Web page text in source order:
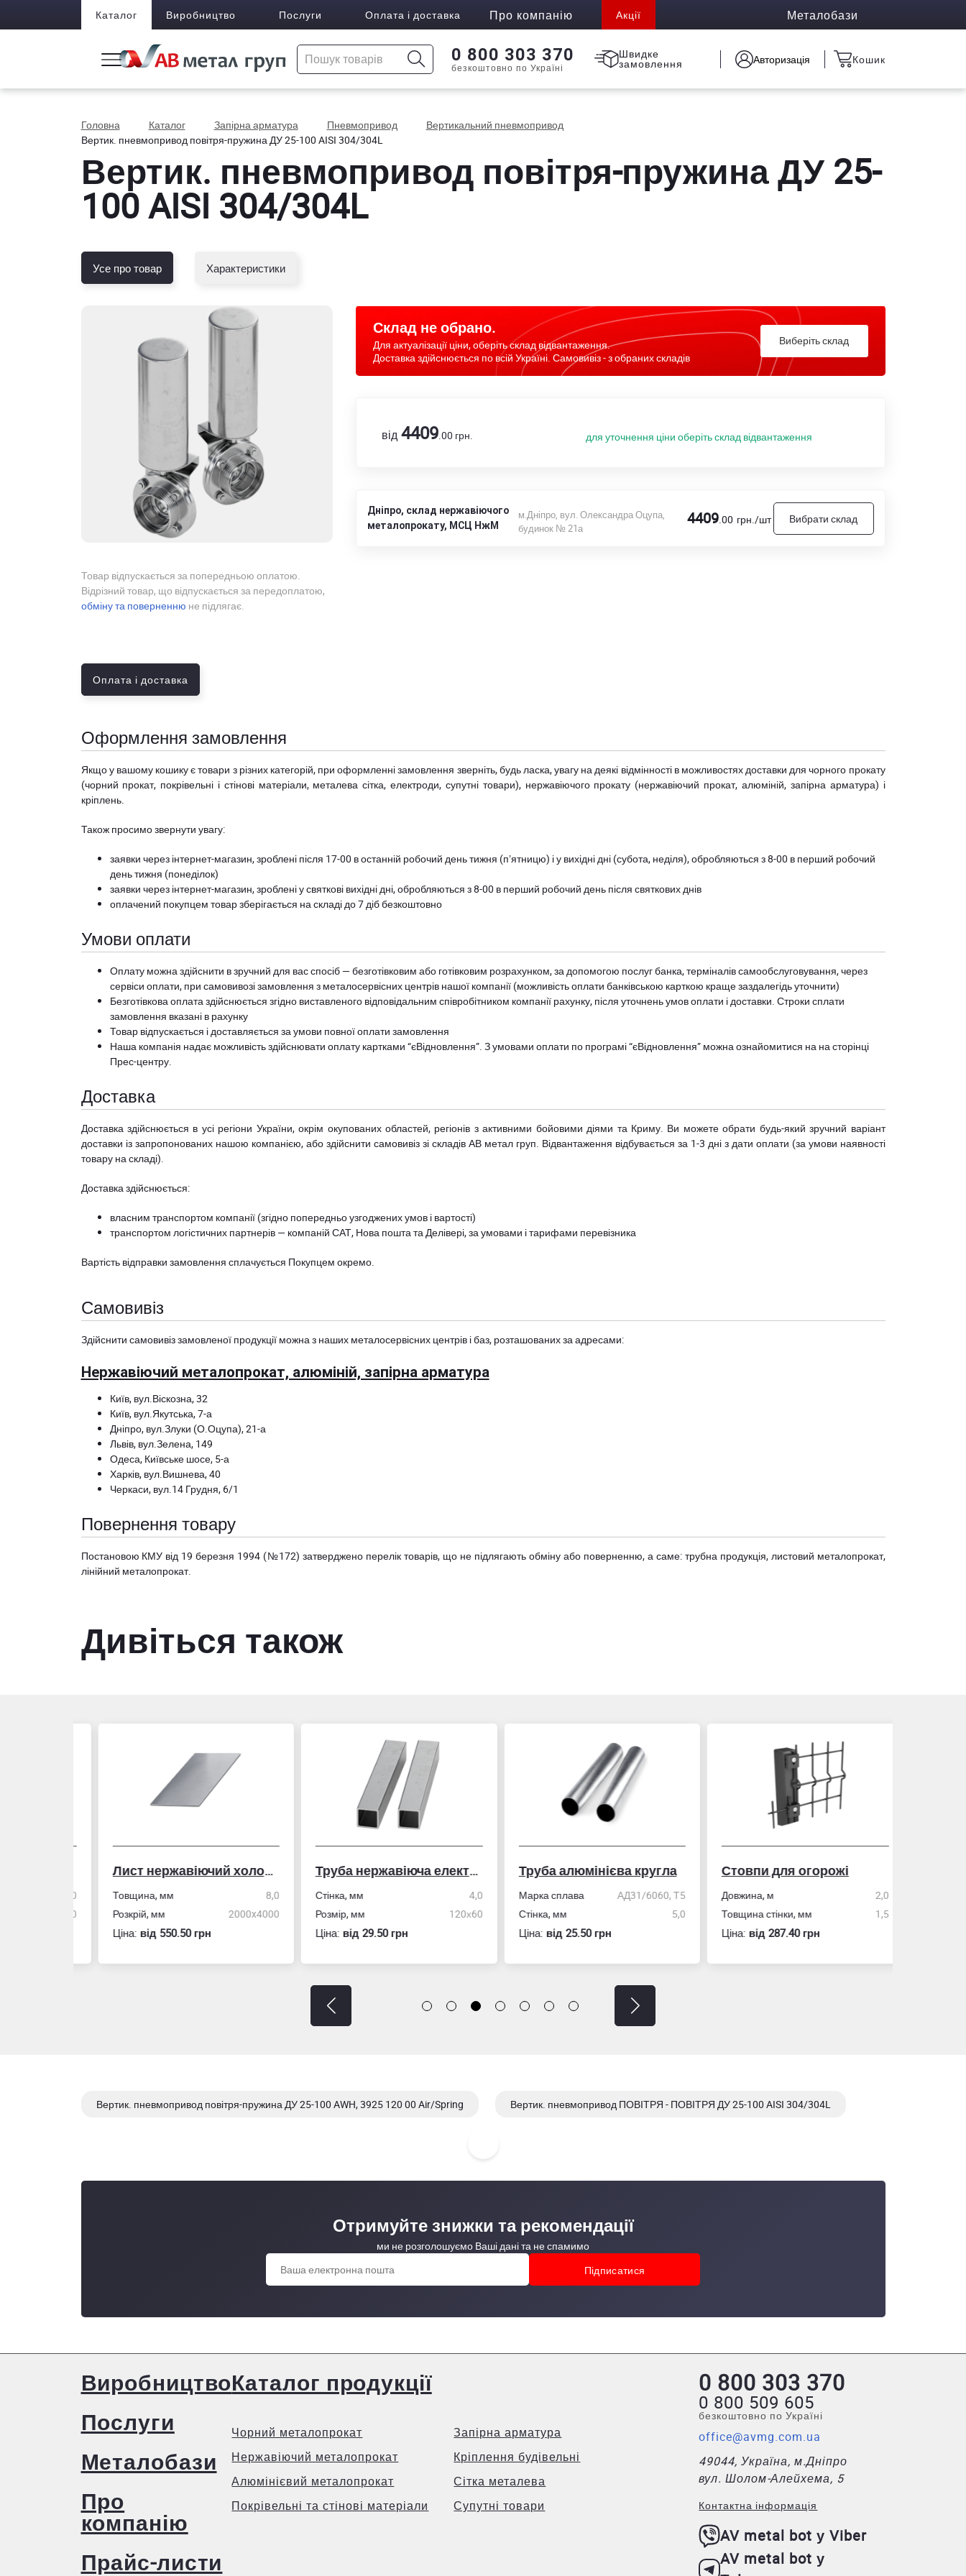
Каталог Виробництво Послуги Оплата і доставка Про компанію Акції Металобази
0 800 303 370
безкоштовно по Україні
Швидке
замовлення Авторизація Кошик
Головна Каталог Запірна арматура Пневмопривод
Вертикальний пневмопривод
Вертик. пневмопривод повітря-пружина ДУ 25-100 AISI 304/304L
Вертик. пневмопривод повітря-пружина ДУ 25-
100 AISI 304/304L
Усе про товар Характеристики
Товар відпускається за попередньою оплатою.
Відрізний товар, що відпускається за передоплатою,
обміну та поверненню не підлягає.
Склад не обрано.
Для актуалізації ціни, оберіть склад відвантаження.
Доставка здійснюється по всій Україні. Самовивіз - з обраних складів
Виберіть склад
від 4409.00 грн. для уточнення ціни оберіть склад відвантаження
Дніпро, склад нержавіючого
металопрокату, МСЦ НжМ
м.Дніпро, вул. Олександра Оцупа,
будинок № 21а
4409.00 грн./шт Вибрати склад
Оплата і доставка
Оформлення замовлення
Якщо у вашому кошику є товари з різних категорій, при оформленні замовлення зверніть, будь ласка, увагу на деякі відмінності в можливостях доставки для чорного прокату
(чорний прокат, покрівельні і стінові матеріали, металева сітка, електроди, супутні товари), нержавіючого прокату (нержавіючий прокат, алюміній, запірна арматура) і
кріплень.
Також просимо звернути увагу:
заявки через інтернет-магазин, зроблені після 17-00 в останній робочий день тижня (пʼятницю) і у вихідні дні (субота, неділя), обробляються з 8-00 в перший робочий
день тижня (понеділок)
заявки через інтернет-магазин, зроблені у святкові вихідні дні, обробляються з 8-00 в перший робочий день після святкових днів
оплачений покупцем товар зберігається на складі до 7 діб безкоштовно
Умови оплати
Оплату можна здійснити в зручний для вас спосіб — безготівковим або готівковим розрахунком, за допомогою послуг банка, терміналів самообслуговування, через
сервіси оплати, при самовивозі замовлення з металосервісних центрів нашої компанії (можливість оплати банківською карткою краще заздалегідь уточнити)
Безготівкова оплата здійснюється згідно виставленого відповідальним співробітником компанії рахунку, після уточнень умов оплати і доставки. Строки сплати
замовлення вказані в рахунку
Товар відпускається і доставляється за умови повної оплати замовлення
Наша компанія надає можливість здійснювати оплату картками “єВідновлення”. З умовами оплати по програмі “єВідновлення” можна ознайомитися на на сторінці
Прес-центру.
Доставка
Доставка здійснюється в усі регіони України, окрім окупованих областей, регіонів з активними бойовими діями та Криму. Ви можете обрати будь-який зручний варіант
доставки із запропонованих нашою компанією, або здійснити самовивіз зі складів АВ метал груп. Відвантаження відбувається за 1-3 дні з дати оплати (за умови наявності
товару на складі).
Доставка здійснюється:
власним транспортом компанії (згідно попередньо узгоджених умов і вартості)
транспортом логістичних партнерів — компаній САТ, Нова пошта та Делівері, за умовами і тарифами перевізника
Вартість відправки замовлення сплачується Покупцем окремо.
Самовивіз
Здійснити самовивіз замовленої продукції можна з наших металосервісних центрів і баз, розташованих за адресами:
Нержавіючий металопрокат, алюміній, запірна арматура
Київ, вул.Віскозна, 32
Київ, вул.Якутська, 7-а
Дніпро, вул.Злуки (О.Оцупа), 21-а
Львів, вул.Зелена, 149
Одеса, Київське шосе, 5-а
Харків, вул.Вишнева, 40
Черкаси, вул.14 Грудня, 6/1
Повернення товару
Постановою КМУ від 19 березня 1994 (№172) затверджено перелік товарів, що не підлягають обміну або поверненню, а саме: трубна продукція, листовий металопрокат,
лінійний металопрокат.
Дивіться також
Лист нержавіючий холоднокатаний
Товщина, мм
Розкрій, мм
2000x4000
Ціна:вiд 550.50 грн
Труба нержавіюча електрозварна профільна
Стінка, мм
Розмір, мм
120х60
Ціна:вiд 29.50 грн
Труба алюмінієва кругла
Марка сплава
АД31/6060, Т5
Стінка, мм
Ціна:вiд 25.50 грн
Стовпи для огорожі
Довжина, м
Товщина стінки, мм
Ціна:вiд 287.40 грн
Вертик. пневмопривод повітря-пружина ДУ 25-100 AWH, 3925 120 00 Air/Spring Вертик. пневмопривод ПОВІТРЯ - ПОВІТРЯ ДУ 25-100 AISI 304/304L
Вертик. пневмопривод ПОВІТРЯ - ПОВІТРЯ ДУ125-200 AISI 304/304L, AWH, 3910 200 00 Air/Air
Отримуйте знижки та рекомендації
ми не розголошуємо Ваші дані та не спамимо
Виробництво
Послуги
Металобази
Про
компанію
Прайс-листи
Каталог продукції
Чорний металопрокат
Нержавіючий металопрокат
Алюмінієвий металопрокат
Покрівельні та стінові матеріали
Запірна арматура
Кріплення будівельні
Сітка металева
Супутні товари
0 800 303 370
0 800 509 605
безкоштовно по Україні
office@avmg.com.ua
49044, Україна, м.Дніпро
вул. Шолом-Алейхема, 5
Контактна інформація
AV metal bot у Viber
AV metal bot у